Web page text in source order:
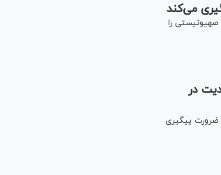
می‌کند
صهیونیستی را
در
ضرورت پیگیری